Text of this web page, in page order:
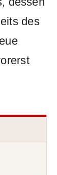
des